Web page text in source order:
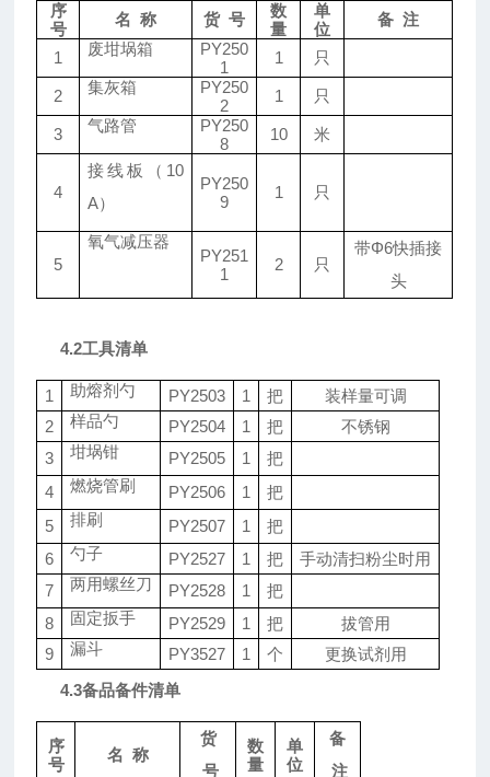
序
号
名 称 货 号
数
量
单
位
备 注
1 废坩埚箱 PY250
1
1 只
2 集灰箱 PY250
2
1 只
3 气路管 PY250
8
10 米
4
接线板（ 10
A）
PY250
9
1 只
5
氧气减压器
PY251
1
2 只
带Φ6快插接
头
4.2工具清单
1 助熔剂勺 PY2503 1 把
装样量可调
2
样品勺 PY2504 1 把
不锈钢
3
坩埚钳 PY2505 1
把
4
燃烧管刷 PY2506 1
把
5
排刷 PY2507 1
把
6
勺子 PY2527 1 把
手动清扫粉尘时用
7
两用螺丝刀 PY2528 1
把
8
固定扳手 PY2529 1 把
拔管用
9
漏斗 PY3527 1 个
更换试剂用
4.3备品备件清单
序
号
名 称
货
号
数
量
单
位
备
注